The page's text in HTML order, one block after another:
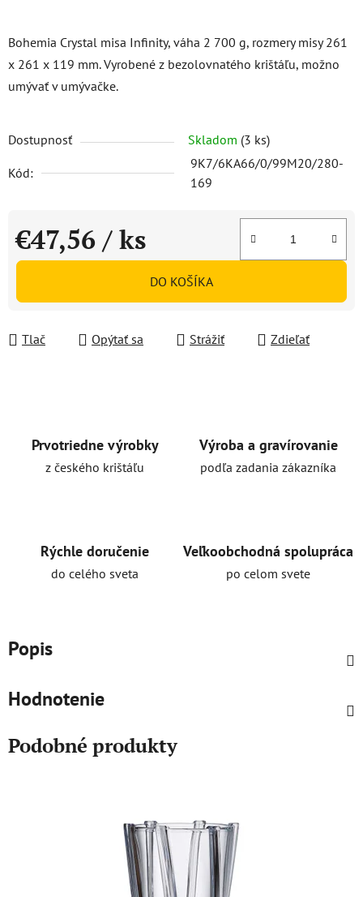
Bohemia Crystal misa Infinity, váha 2 700 g, rozmery misy 261
x 261 x 119 mm. Vyrobené z bezolovnatého krištáľu, možno
umývať v umývačke.
Dostupnosť Skladom (3 ks)
Kód:
9K7/6KA66/0/99M20/280-
169
€47,56 / ks
Jednotková cena:
DO KOŠÍKA
Tlač Opýtať sa Strážiť Zdieľať
Prvotriedne výrobky
z českého krištáľu
Výroba a gravírovanie
podľa zadania zákazníka
Rýchle doručenie
do celého sveta
Veľkoobchodná spolupráca
po celom svete
Popis
Hodnotenie
Podobné produkty